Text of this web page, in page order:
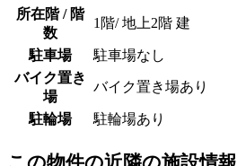
所在階 / 階
数
1階/ 地上2階 建
駐車場
駐車場なし
バイク置き
場
バイク置き場あり
駐輪場 駐輪場あり